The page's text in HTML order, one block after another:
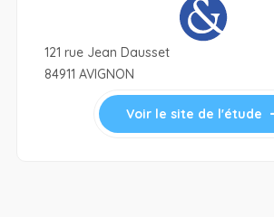
121 rue Jean Dausset
84911 AVIGNON
Voir le site de l'étude